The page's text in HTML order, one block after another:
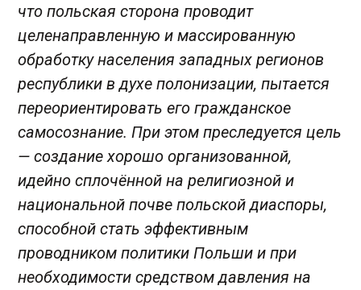
что польская сторона проводит
целенаправленную и массированную
обработку населения западных регионов
республики в духе полонизации, пытается
переориентировать его гражданское
самосознание. При этом преследуется цель
— создание хорошо организованной,
идейно сплочённой на религиозной и
национальной почве польской диаспоры,
способной стать эффективным
проводником политики Польши и при
необходимости средством давления на